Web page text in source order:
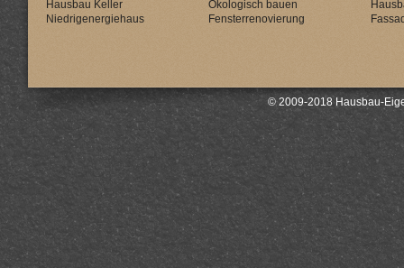
Hausbau Keller
Niedrigenergiehaus
Ökologisch bauen
Fensterrenovierung
© 2009-2018 Hausbau-